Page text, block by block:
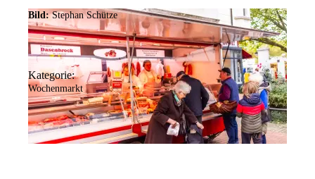
Bild: Stephan Schütze
Kategorie:
Wochenmarkt